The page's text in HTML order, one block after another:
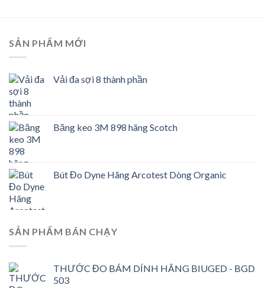
SẢN PHẨM MỚI
Vải đa sợi 8 thành phần
Băng keo 3M 898 hãng Scotch
Bút Đo Dyne Hãng Arcotest Dòng Organic
SẢN PHẨM BÁN CHẠY
THƯỚC ĐO BÁM DÍNH HÃNG BIUGED - BGD
503